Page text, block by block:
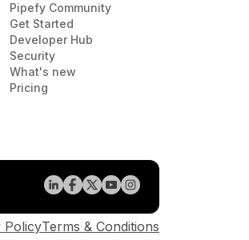
Pipefy Community
Get Started
Developer Hub
Security
What's new
Pricing
PolicyTerms & Conditions